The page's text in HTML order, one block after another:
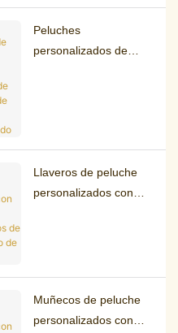
Peluches
personalizados de
monumentos famosos
del mundo
Llaveros de peluche
personalizados con
Muñecos de peluche
personalizados con